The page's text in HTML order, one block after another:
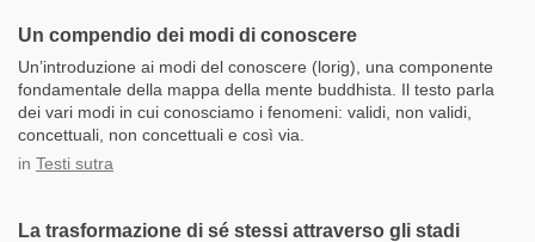
Un compendio dei modi di conoscere
Un’introduzione ai modi del conoscere (lorig), una componente
fondamentale della mappa della mente buddhista. Il testo parla
dei vari modi in cui conosciamo i fenomeni: validi, non validi,
concettuali, non concettuali e così via.
in Testi sutra
La trasformazione di sé stessi attraverso gli stadi